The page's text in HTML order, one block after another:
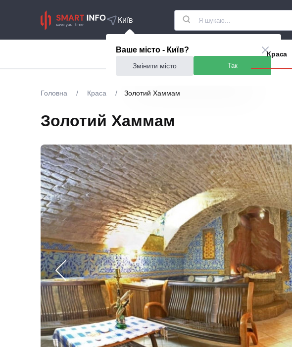
Київ
Ваше місто - Київ?
Змінити місто Так
Акції Їжа та ресторани Краса
Головна / Краса / Золотий Хаммам
Золотий Хаммам